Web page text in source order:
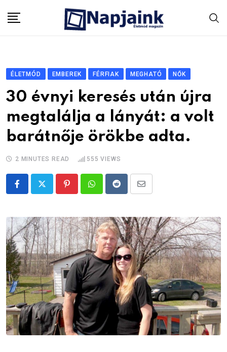
ÉLETMÓD EMBEREK FÉRFIAK MEGHATÓ NŐK
30 évnyi keresés után újra
megtalálja a lányát: a volt
barátnője örökbe adta.
2 MINUTES READ 555 VIEWS
PinterestWhatsappRedditShare
Email